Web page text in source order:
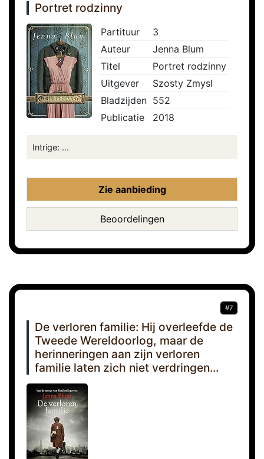
Portret rodzinny
Partituur
3
Auteur
Jenna Blum
Titel
Portret rodzinny
Uitgever
Szosty Zmysl
Bladzijden 552
Publicatie
2018
Intrige: ...
Zie aanbieding
Beoordelingen
#7
De verloren familie: Hij overleefde de
Tweede Wereldoorlog, maar de
herinneringen aan zijn verloren
familie laten zich niet verdringen...